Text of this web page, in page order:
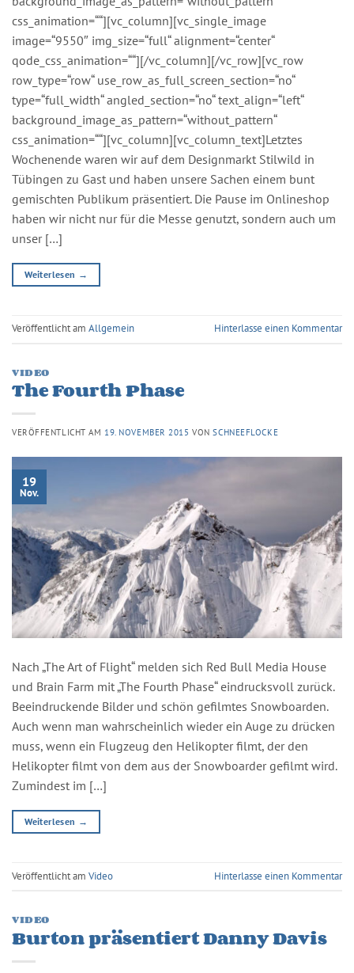
css_animation=““][vc_column][vc_single_image
image=“9550″ img_size=“full“ alignment=“center“
qode_css_animation=““][/vc_column][/vc_row][vc_row
row_type=“row“ use_row_as_full_screen_section=“no“
type=“full_width“ angled_section=“no“ text_align=“left“
background_image_as_pattern=“without_pattern“
css_animation=““][vc_column][vc_column_text]Letztes
Wochenende waren wir auf dem Designmarkt Stilwild in
Tübingen zu Gast und haben unsere Sachen einem bunt
gemischten Publikum präsentiert. Die Pause im Onlineshop
haben wir nicht nur für die Messe genutzt, sondern auch um
unser […]
Weiterlesen →
Veröffentlicht am Allgemein Hinterlasse einen Kommentar
VIDEO
The Fourth Phase
VERÖFFENTLICHT AM 19. NOVEMBER 2015 VONSCHNEEFLOCKE
19
Nov.
Nach „The Art of Flight“ melden sich Red Bull Media House
und Brain Farm mit „The Fourth Phase“ eindrucksvoll zurück.
Beeindruckende Bilder und schön gefilmtes Snowboarden.
Auch wenn man wahrscheinlich wieder ein Auge zu drücken
muss, wenn ein Flugzeug den Helikopter filmt, der den
Helikopter filmt von dem aus der Snowboarder gefilmt wird.
Zumindest im […]
Weiterlesen →
Veröffentlicht am Video Hinterlasse einen Kommentar
VIDEO
Burton präsentiert Danny Davis